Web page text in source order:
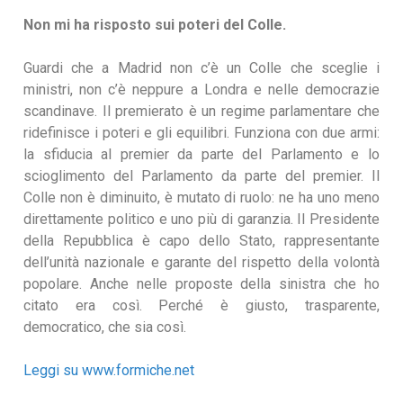
Non mi ha risposto sui poteri del Colle.
Guardi che a Madrid non c’è un Colle che sceglie i
ministri, non c’è neppure a Londra e nelle democrazie
scandinave. Il premierato è un regime parlamentare che
ridefinisce i poteri e gli equilibri. Funziona con due armi:
la sfiducia al premier da parte del Parlamento e lo
scioglimento del Parlamento da parte del premier. Il
Colle non è diminuito, è mutato di ruolo: ne ha uno meno
direttamente politico e uno più di garanzia. Il Presidente
della Repubblica è capo dello Stato, rappresentante
dell’unità nazionale e garante del rispetto della volontà
popolare. Anche nelle proposte della sinistra che ho
citato era così. Perché è giusto, trasparente,
democratico, che sia così.
Leggi su www.formiche.net